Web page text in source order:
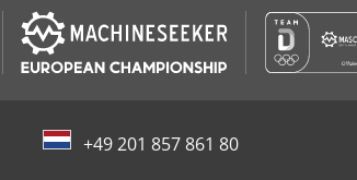
+49 201 857 861 80